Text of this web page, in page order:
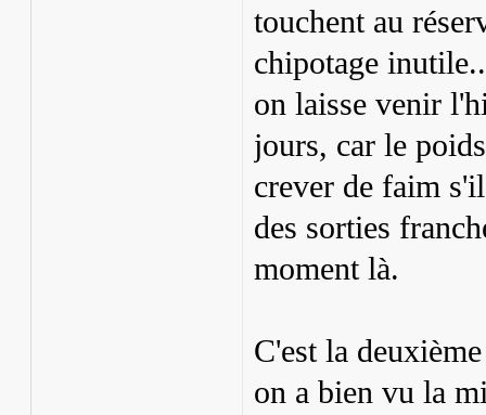
touchent au
chipotage
on laisse venir
jours, car le
crever de faim
des sorties
moment là.
C'est la
on a bien vu la